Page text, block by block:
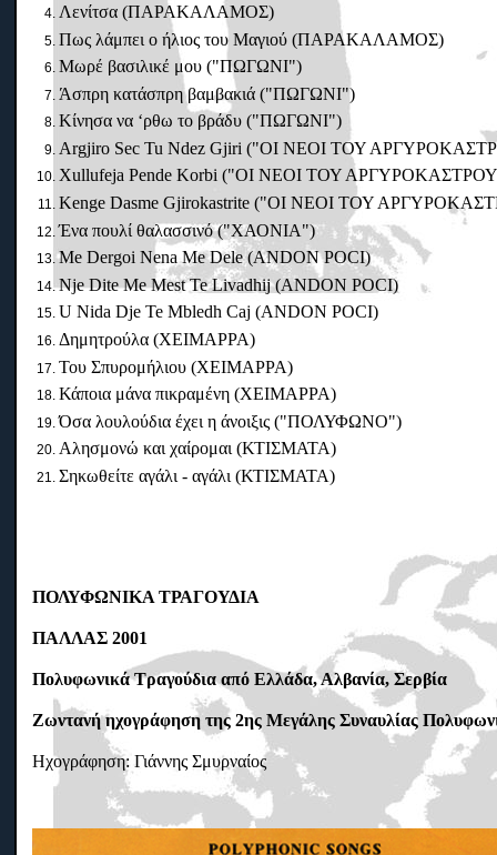
Λενίτσα (ΠΑΡΑΚΑΛΑΜΟΣ)
Πως λάμπει ο ήλιος του Μαγιού (ΠΑΡΑΚΑΛΑΜΟΣ)
Μωρέ βασιλικέ μου ("ΠΩΓΩΝΙ")
Άσπρη κατάσπρη βαμβακιά ("ΠΩΓΩΝΙ")
Κίνησα να ‘ρθω το βράδυ ("ΠΩΓΩΝΙ")
Argjiro Sec Tu Ndez Gjiri ("ΟΙ ΝΕΟΙ ΤΟΥ
Xullufeja Pende Korbi ("ΟΙ ΝΕΟΙ ΤΟΥ
Kenge Dasme Gjirokastrite ("ΟΙ ΝΕΟΙ ΤΟΥ
Ένα πουλί θαλασσινό ("ΧΑΟΝΙΑ")
Me Dergoi Nena Me Dele (ANDON POCI)
Nje Dite Me Mest Te Livadhij (ANDON POCI)
U Nida Dje Te Mbledh Caj (ANDON POCI)
Δημητρούλα (ΧΕΙΜΑΡΡΑ)
Του Σπυρομήλιου (ΧΕΙΜΑΡΡΑ)
Κάποια μάνα πικραμένη (ΧΕΙΜΑΡΡΑ)
Όσα λουλούδια έχει η άνοιξις ("ΠΟΛΥΦΩΝΟ")
Αλησμονώ και χαίρομαι (ΚΤΙΣΜΑΤΑ)
Σηκωθείτε αγάλι - αγάλι (ΚΤΙΣΜΑΤΑ)
ΠΟΛΥΦΩΝΙΚΑ ΤΡΑΓΟΥΔΙΑ
ΠΑΛΛΑΣ 2001
Πολυφωνικά Τραγούδια από Ελλάδα, Αλβανία, Σερβία
Ζωντανή ηχογράφηση της 2ης Μεγάλης Συναυλίας
Ηχογράφηση: Γιάννης Σμυρναίος